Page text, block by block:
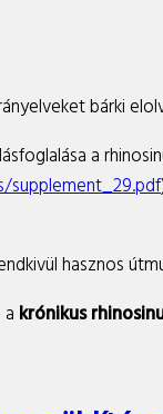
bárki
a
hasznos
krónikus